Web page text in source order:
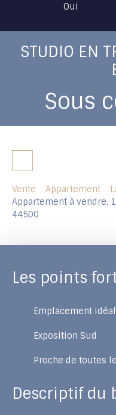
Oui
STUDIO EN
Sous
Vente Appartement
Appartement à vendre,
44500
Les points
Emplacement idéal
Exposition Sud
Proche de toutes
Descriptif du